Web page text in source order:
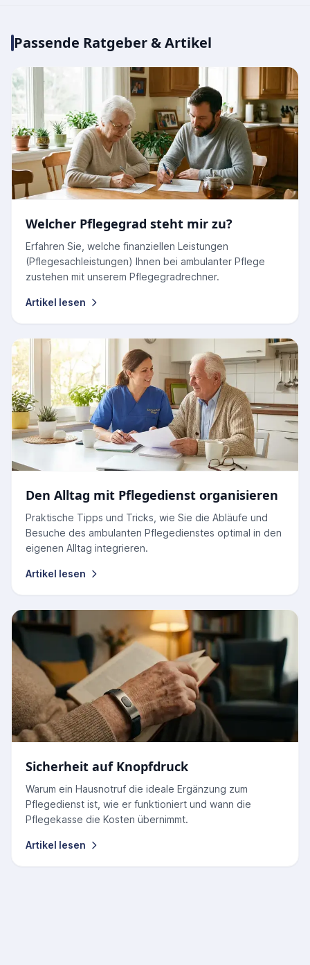
Passende Ratgeber & Artikel
Welcher Pflegegrad steht mir zu?
Erfahren Sie, welche finanziellen Leistungen
(Pflegesachleistungen) Ihnen bei ambulanter Pflege
zustehen mit unserem Pflegegradrechner.
Artikel lesen
Den Alltag mit Pflegedienst organisieren
Praktische Tipps und Tricks, wie Sie die Abläufe und
Besuche des ambulanten Pflegedienstes optimal in den
eigenen Alltag integrieren.
Artikel lesen
Sicherheit auf Knopfdruck
Warum ein Hausnotruf die ideale Ergänzung zum
Pflegedienst ist, wie er funktioniert und wann die
Pflegekasse die Kosten übernimmt.
Artikel lesen